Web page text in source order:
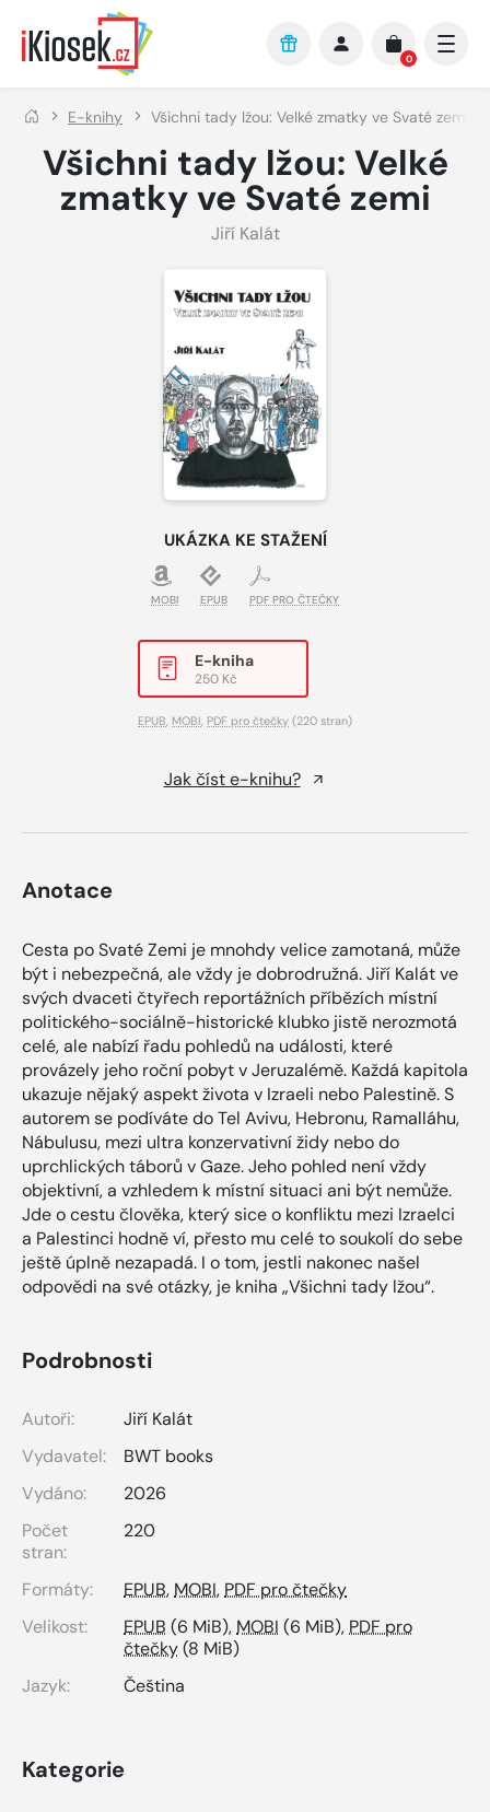
Přejít na hlavní obsah
0
E-knihy Všichni tady lžou: Velké zmatky ve Svaté zemi
Všichni tady lžou: Velké
zmatky ve Svaté zemi
Jiří Kalát
UKÁZKA KE STAŽENÍ
MOBI EPUB PDF PRO ČTEČKY
E-kniha
250 Kč
EPUB MOBI PDF pro čtečky (220 stran)
Jak číst e-knihu?
Anotace
Cesta po Svaté Zemi je mnohdy velice zamotaná, může
být i nebezpečná, ale vždy je dobrodružná. Jiří Kalát ve
svých dvaceti čtyřech reportážních příbězích místní
politického-sociálně-historické klubko jistě nerozmotá
celé, ale nabízí řadu pohledů na události, které
provázely jeho roční pobyt v Jeruzalémě. Každá kapitola
ukazuje nějaký aspekt života v Izraeli nebo Palestině. S
autorem se podíváte do Tel Avivu, Hebronu, Ramalláhu,
Nábulusu, mezi ultra konzervativní židy nebo do
uprchlických táborů v Gaze. Jeho pohled není vždy
objektivní, a vzhledem k místní situaci ani být nemůže.
Jde o cestu člověka, který sice o konfliktu mezi Izraelci
a Palestinci hodně ví, přesto mu celé to soukolí do sebe
ještě úplně nezapadá. I o tom, jestli nakonec našel
odpovědi na své otázky, je kniha „Všichni tady lžou“.
Podrobnosti
Autoři:
Jiří Kalát
Vydavatel:
BWT books
Vydáno:
2026
Počet
stran:
220
Formáty: EPUB, MOBI, PDF pro čtečky
Velikost:
EPUB (6 MiB), MOBI (6 MiB), PDF pro
čtečky(8 MiB)
Jazyk:
Čeština
Kategorie